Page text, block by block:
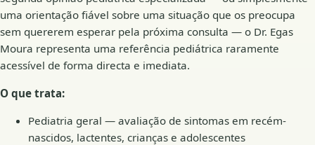
uma orientação fiável sobre uma situação que os preocupa
sem quererem esperar pela próxima consulta — o Dr. Egas
Moura representa uma referência pediátrica raramente
acessível de forma directa e imediata.
O que trata:
Pediatria geral — avaliação de sintomas em recém-
nascidos, lactentes, crianças e adolescentes